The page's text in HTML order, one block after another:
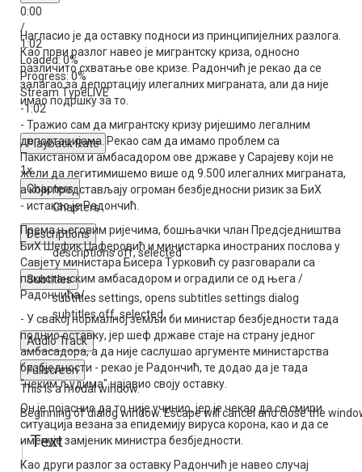
0:00
/
1:02
Loaded: 0%
Progress: 0%
Stream TypeLIVE
-1:02
Playback Rate
1x
Chapters
Chapters
Descriptions
descriptions off, selected
Subtitles
subtitles settings, opens subtitles settings dialog
subtitles off, selected
Audio Track
Fullscreen
This is a modal window.
Beginning of dialog window. Escape will cancel and close the
Text
Нагласио је да оставку подноси из принципијелних разлога.
Као први разлог навео је мигрантску криза, односно
различито схватање ове кризе. Радончић је рекао да се
залагао за депортацију илегалних миграната, али да није
имао подршку за то.
- Тражио сам да мигрантску кризу ријешимо легалним
депортацијама. Рекао сам да имамо проблем са
Пакистаном и амбасадором ове државе у Сарајеву који не
жели да легитимишемо више од 9.500 илегалних миграната,
а који представљају огроман безбједносни ризик за БиХ
- истакао је Радончић.
Према његовим ријечима, бошњачки члан Предсједништва
БиХ Шефик Џаферовић и министарка иностраних послова у
Савјету министара Бисера Турковић су разговарали са
пакистанским амбасадором и оградили се од њега /
Радончића/.
- У свакој нормалној земљи би министар безбједности тада
поднио оставку, јер шеф државе стаје на страну једног
амбасадора, а да није саслушао аргументе министарства
безбједности - рекао је Радончић, те додао да је тада
"неким људима" најавио своју оставку.
Он је појаснио да то није учинио, јер је чекао да се смири
ситуација везана за епидемију вируса корона, као и да се
именује замјеник министра безбједности.
Као други разлог за оставку Радончић је навео случај